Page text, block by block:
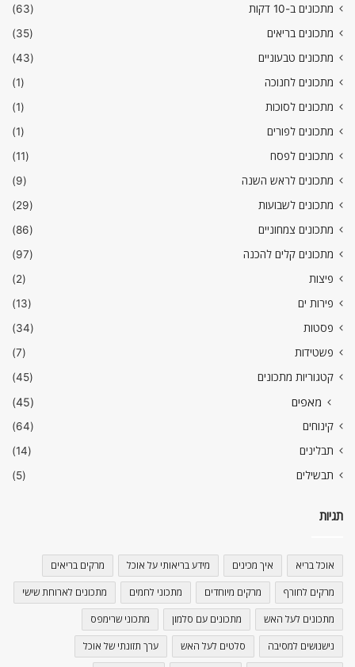
מתכונים ב-10 דקות
(63)
מתכונים בריאים
(35)
מתכונים טבעוניים
(43)
מתכונים לחנוכה
(1)
מתכונים לסוכות
(1)
מתכונים לפורים
(1)
מתכונים לפסח
(11)
מתכונים לראש השנה
(9)
מתכונים לשבועות
(29)
מתכונים צמחוניים
(86)
מתכונים קלים להכנה
(97)
פיצות
(2)
פירות ים
(13)
פסטות
(34)
פשטידות
(7)
קטגוריות מתכונים
(45)
מאפים (45)
קינוחים
(64)
תבלינים
(14)
תבשילים
(5)
תגיות
אוכל בריא איך מכינים מידע בריאותי על אוכל מרקים בריאים
מרקים לחורף מרקים מיוחדים מתכוני לחמים מתכונים לארוחת שישי
מתכונים לעל האש מתכונים עם סלמון מתכוני שרימפס
נישנושים למסיבה סלטים לעל האש ערך תזונתי של אוכל